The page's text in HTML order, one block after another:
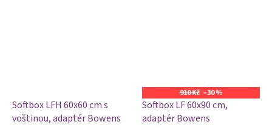
Softbox LFH 60x60 cm s
voštinou, adaptér Bowens
910 Kč –30 %
Softbox LF 60x90 cm,
adaptér Bowens